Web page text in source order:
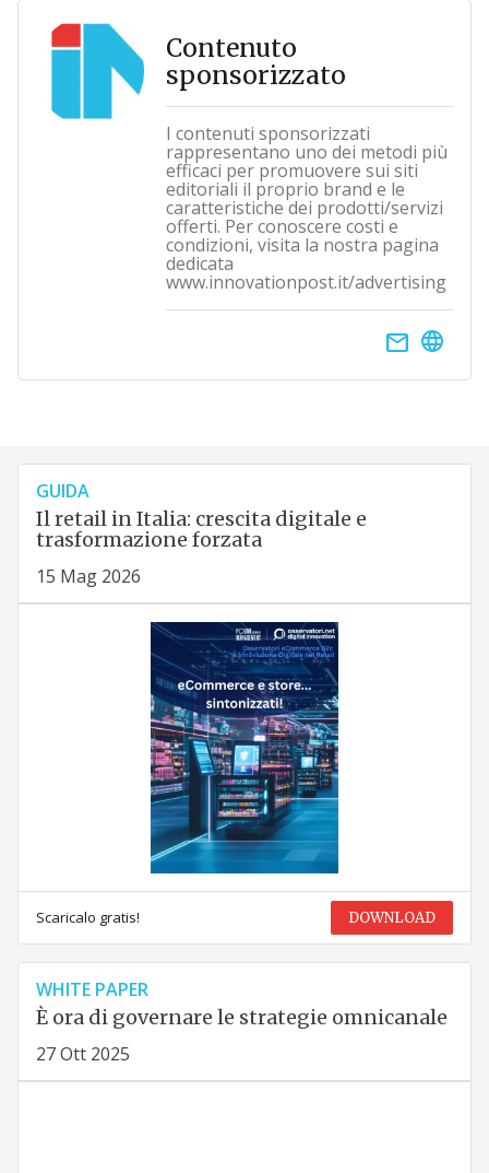
Contenuto
sponsorizzato
I contenuti sponsorizzati
rappresentano uno dei metodi più
efficaci per promuovere sui siti
editoriali il proprio brand e le
caratteristiche dei prodotti/servizi
offerti. Per conoscere costi e
condizioni, visita la nostra pagina
dedicata
www.innovationpost.it/advertising
email
GUIDA
Il retail in Italia: crescita digitale e
trasformazione forzata
15 Mag 2026
Scaricalo gratis! DOWNLOAD
WHITE PAPER
È ora di governare le strategie omnicanale
27 Ott 2025